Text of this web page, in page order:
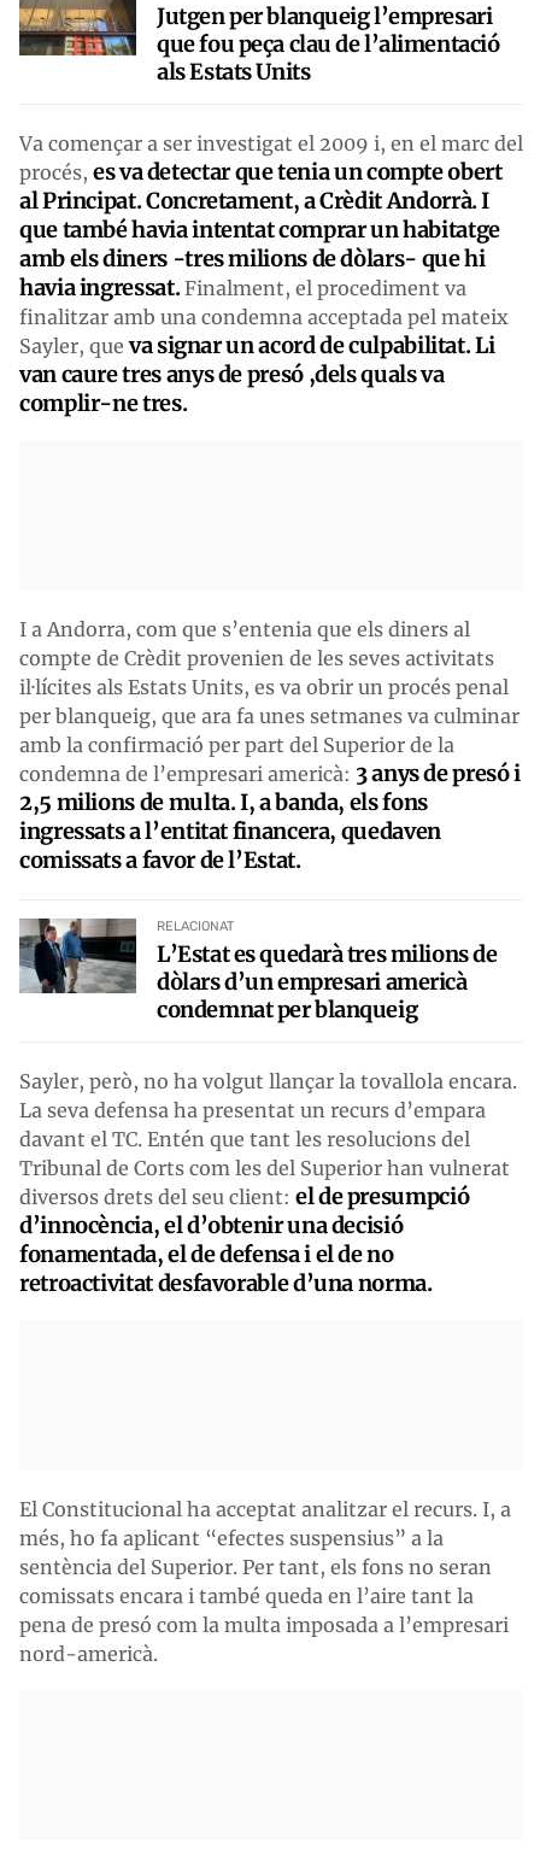
Jutgen per blanqueig l’empresari
que fou peça clau de l’alimentació
als Estats Units
Va començar a ser investigat el 2009 i, en el marc del
procés, es va detectar que tenia un compte obert
al Principat. Concretament, a Crèdit Andorrà. I
que també havia intentat comprar un habitatge
amb els diners -tres milions de dòlars- que hi
havia ingressat.Finalment, el procediment va
finalitzar amb una condemna acceptada pel mateix
Sayler, queva signar un acord de culpabilitat. Li
van caure tres anys de presó ,dels quals va
complir-ne tres.
I a Andorra, com que s’entenia que els diners al
compte de Crèdit provenien de les seves activitats
il·lícites als Estats Units, es va obrir un procés penal
per blanqueig, que ara fa unes setmanes va culminar
amb la confirmació per part del Superior de la
condemna de l’empresari americà: 3 anys de presó i
2,5 milions de multa. I, a banda, els fons
ingressats a l’entitat financera, quedaven
comissats a favor de l’Estat.
RELACIONAT
L’Estat es quedarà tres milions de
dòlars d’un empresari americà
condemnat per blanqueig
Sayler, però, no ha volgut llançar la tovallola encara.
La seva defensa ha presentat un recurs d’empara
davant el TC. Entén que tant les resolucions del
Tribunal de Corts com les del Superior han vulnerat
diversos drets del seu client: el de presumpció
d’innocència, el d’obtenir una decisió
fonamentada, el de defensa i el de no
retroactivitat desfavorable d’una norma.
El Constitucional ha acceptat analitzar el recurs. I, a
més, ho fa aplicant “efectes suspensius” a la
sentència del Superior. Per tant, els fons no seran
comissats encara i també queda en l’aire tant la
pena de presó com la multa imposada a l’empresari
nord-americà.